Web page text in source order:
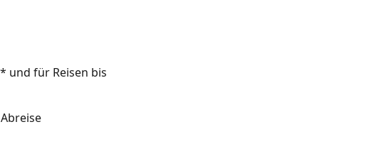
und für Reisen bis